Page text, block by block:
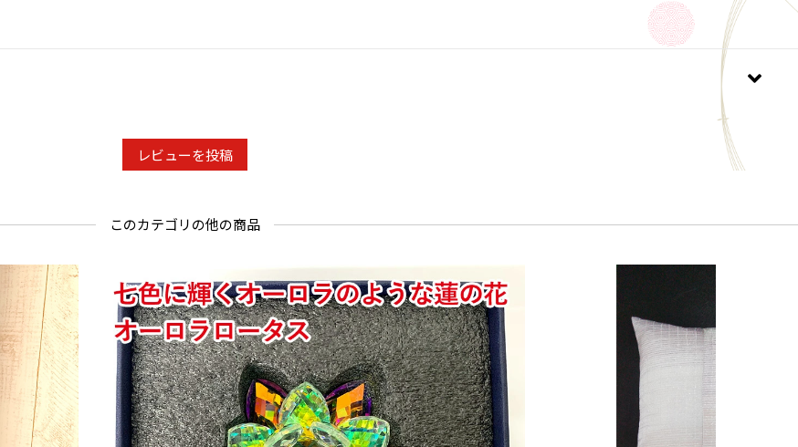
レビューを投稿
このカテゴリの他の商品